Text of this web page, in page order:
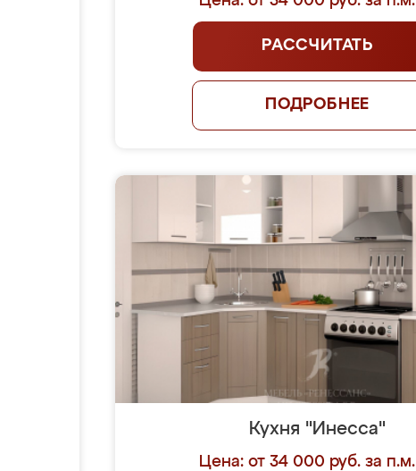
РАССЧИТАТЬ
ПОДРОБНЕЕ
Кухня "Инесса"
Цена: от 34 000 руб. за п.м.